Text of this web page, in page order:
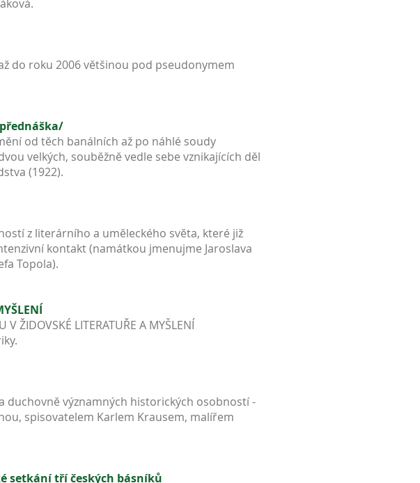
do roku 2006 většinou pod pseudonymem
od těch banálních až po náhlé soudy
velkých, souběžně vedle sebe vznikajících děl
(1922).
z literárního a uměleckého světa, které již
kontakt (namátkou jmenujme Jaroslava
Topola).
ŽIDOVSKÉ LITERATUŘE A MYŠLENÍ
duchovně významných historických osobností -
spisovatelem Karlem Krausem, malířem
setkání tří českých básníků